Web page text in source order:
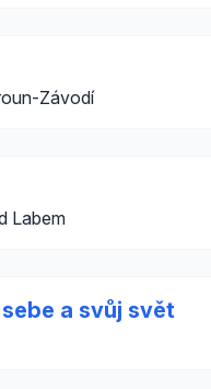
Závodí
Labem
a svůj svět